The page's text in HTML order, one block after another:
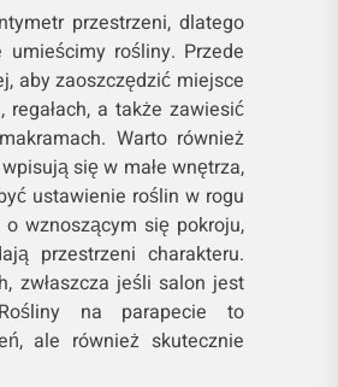
przestrzeni, dlatego
rośliny. Przede
aby zaoszczędzić miejsce
regałach, a także zawiesić
Warto również
się w małe wnętrza,
ustawienie roślin w rogu
wznoszącym się pokroju,
przestrzeni charakteru.
zwłaszcza jeśli salon jest
na parapecie to
ale również skutecznie